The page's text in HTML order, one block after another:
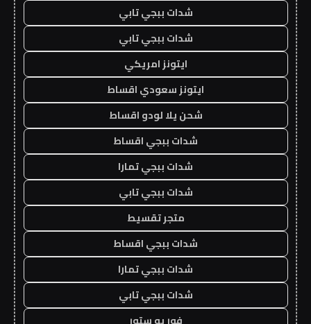
شدات ببجي تابي
شدات ببجي تابي
ايتونز امريكي
ايتونز سعودي اقساط
شحن يلا لودو اقساط
شدات ببجي اقساط
شدات ببجي تمارا
شدات ببجي تابي
متجر تقسيط
شدات ببجي اقساط
شدات ببجي تمارا
شدات ببجي تابي